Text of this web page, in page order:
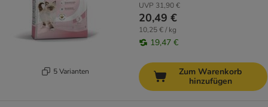
5 Varianten
UVP 31,90 €
20,49 €
10,25 € / kg
19,47 €
Zum Warenkorb
hinzufügen